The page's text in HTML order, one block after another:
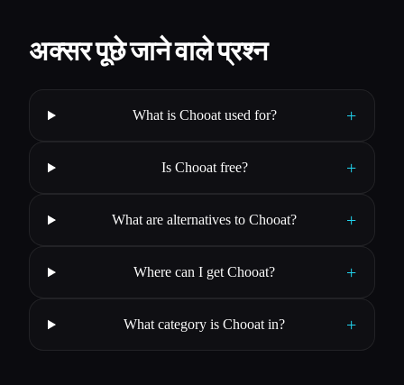
अक्सर पूछे जाने वाले प्रश्न
What is Chooat used for? +
Is Chooat free? +
What are alternatives to Chooat? +
Where can I get Chooat? +
What category is Chooat in? +